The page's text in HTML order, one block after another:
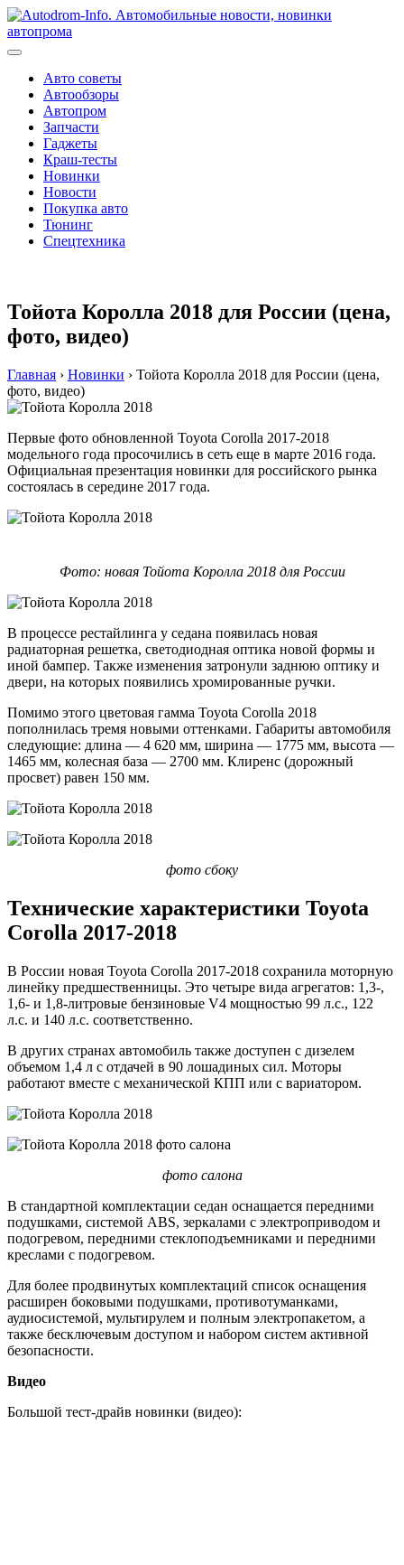
Перейти
к
содержимому
Авто советы
Автообзоры
Автопром
Запчасти
Гаджеты
Краш-тесты
Новинки
Новости
Покупка авто
Тюнинг
Спецтехника
Тойота Королла 2018 для России (цена,
фото, видео)
Главная › Новинки › Тойота Королла 2018 для России (цена,
фото, видео)
Первые фото обновленной Toyota Corolla 2017-2018
модельного года просочились в сеть еще в марте 2016 года.
Официальная презентация новинки для российского рынка
состоялась в середине 2017 года.
Фото: новая Тойота Королла 2018 для России
В процессе рестайлинга у седана появилась новая
радиаторная решетка, светодиодная оптика новой формы и
иной бампер. Также изменения затронули заднюю оптику и
двери, на которых появились хромированные ручки.
Помимо этого цветовая гамма Toyota Corolla 2018
пополнилась тремя новыми оттенками. Габариты автомобиля
следующие: длина — 4 620 мм, ширина — 1775 мм, высота —
1465 мм, колесная база — 2700 мм. Клиренс (дорожный
просвет) равен 150 мм.
фото сбоку
Технические характеристики Toyota
Corolla 2017-2018
В России новая Toyota Corolla 2017-2018 сохранила моторную
линейку предшественницы. Это четыре вида агрегатов: 1,3-,
1,6- и 1,8-литровые бензиновые V4 мощностью 99 л.с., 122
л.с. и 140 л.с. соответственно.
В других странах автомобиль также доступен с дизелем
объемом 1,4 л с отдачей в 90 лошадиных сил. Моторы
работают вместе с механической КПП или с вариатором.
фото салона
В стандартной комплектации седан оснащается передними
подушками, системой ABS, зеркалами с электроприводом и
подогревом, передними стеклоподъемниками и передними
креслами с подогревом.
Для более продвинутых комплектаций список оснащения
расширен боковыми подушками, противотуманками,
аудиосистемой, мультирулем и полным электропакетом, а
также бесключевым доступом и набором систем активной
безопасности.
Видео
Большой тест-драйв новинки (видео):